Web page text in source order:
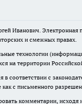
Иванович.
и смежных правах.
технологии
на территории
соответствии с
с письменного
комментарии,